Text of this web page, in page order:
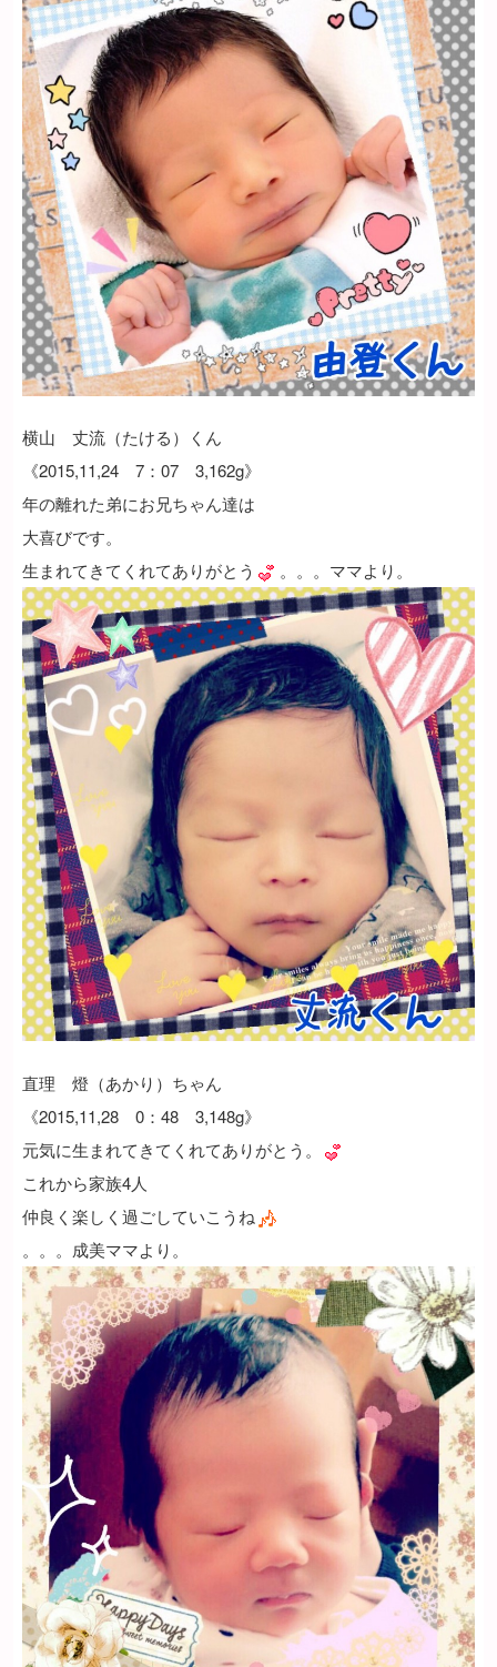
横山 丈流（たける）くん
《2015,11,24 7：07 3,162g》
年の離れた弟にお兄ちゃん達は
大喜びです。
生まれてきてくれてありがとう
。。。ママより。
直理 燈（あかり）ちゃん
《2015,11,28 0：48 3,148g》
元気に生まれてきてくれてありがとう。
これから家族4人
仲良く楽しく過ごしていこうね
。。。成美ママより。